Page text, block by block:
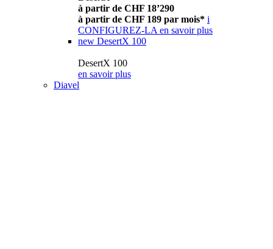
à partir de CHF 18’290
à partir de CHF 189 par mois* i
CONFIGUREZ-LA en savoir plus
new DesertX 100
DesertX 100
en savoir plus
Diavel